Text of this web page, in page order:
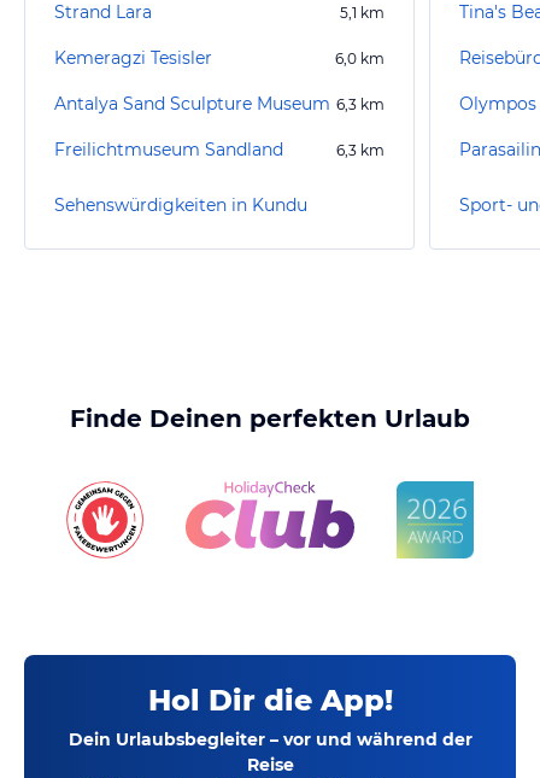
Strand Lara 5,1 km
Kemeragzi Tesisler 6,0 km
Antalya Sand Sculpture Museum 6,3 km
Freilichtmuseum Sandland 6,3 km
Sehenswürdigkeiten in Kundu
Tina's
Sport-
Finde Deinen perfekten Urlaub
Hol Dir die App!
Dein Urlaubsbegleiter – vor und während der
Reise